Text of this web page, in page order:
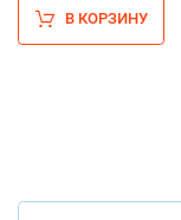
В КОРЗИНУ